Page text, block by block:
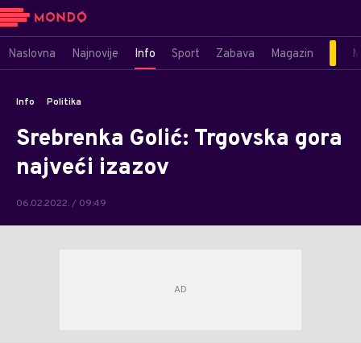
Naslovna Najnovije Info Sport Zabava Magazin
Info Politika
Srebrenka Golić: Trgovska gora
najveći izazov
06.02.2022. / 09:49